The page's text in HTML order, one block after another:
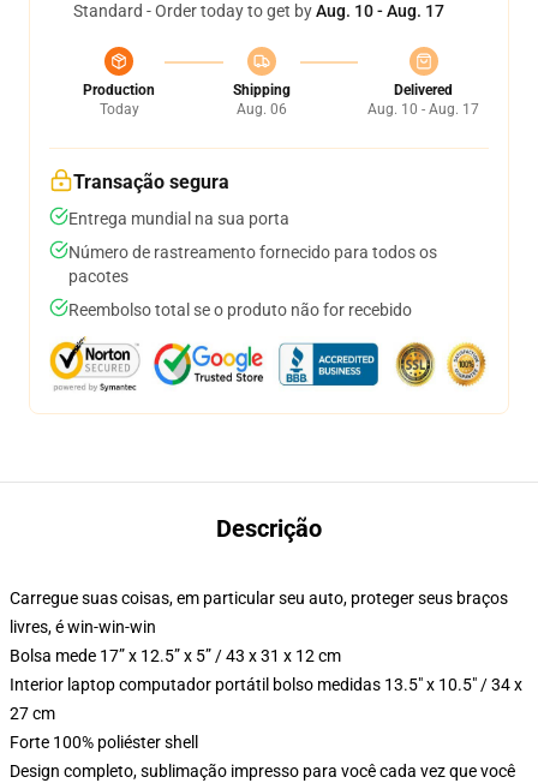
Standard - Order today to get byAug. 10 - Aug. 17
Production
Today
Shipping
Aug. 06
Delivered
Aug. 10 - Aug. 17
Transação segura
Entrega mundial na sua porta
Número de rastreamento fornecido para todos os
pacotes
Reembolso total se o produto não for recebido
Descrição
Carregue suas coisas, em particular seu auto, proteger seus braços
livres, é win-win-win
Bolsa mede 17” x 12.5” x 5” / 43 x 31 x 12 cm
Interior laptop computador portátil bolso medidas 13.5" x 10.5" / 34 x
27 cm
Forte 100% poliéster shell
Design completo, sublimação impresso para você cada vez que você